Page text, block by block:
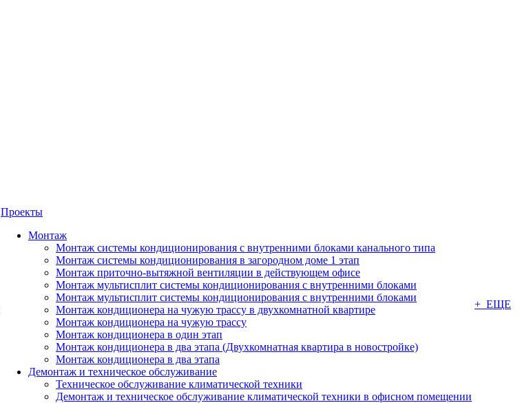
Проекты
Монтаж
Монтаж системы кондиционирования с внутренними блоками канального типа
Монтаж системы кондиционирования в загородном доме 1 этап
Монтаж приточно-вытяжной вентиляции в действующем офисе
Монтаж мультисплит системы кондиционирования с внутренними блоками
Монтаж мультисплит системы кондиционирования с внутренними блоками
Монтаж кондиционера на чужую трассу в двухкомнатной квартире
Монтаж кондиционера на чужую трассу
Монтаж кондиционера в один этап
Монтаж кондиционера в два этапа (Двухкомнатная квартира в новостройке)
Монтаж кондиционера в два этапа
Демонтаж и техническое обслуживание
Техническое обслуживание климатической техники
Демонтаж и техническое обслуживание климатической техники в офисном помещении
+ ЕЩЕ